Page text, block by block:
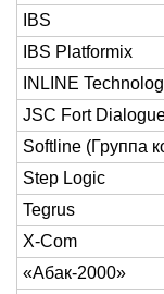
IBS
IBS Platformix
INLINE
JSC Fort
Softline (Группа
Step Logic
Tegrus
X-Com
«Абак-2000»